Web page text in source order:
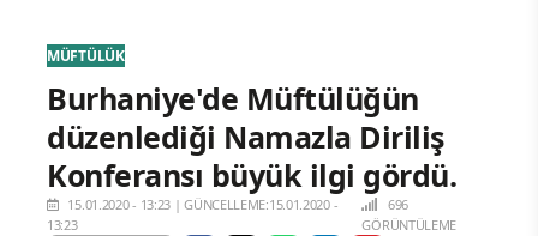
MÜFTÜLÜK
Burhaniye'de Müftülüğün
düzenlediği Namazla Diriliş
Konferansı büyük ilgi gördü.
15.01.2020 - 13:23 |GÜNCELLEME:15.01.2020 -
13:23
696
GÖRÜNTÜLEME